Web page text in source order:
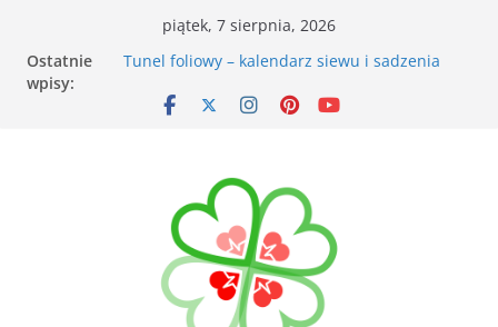
piątek, 7 sierpnia, 2026
Ostatnie
wpisy:
Przyrządy do pomiarów meteorologicznych
warzyw
Narzędzia ogrodnicze nieocenionym
wsparciem w ogrodzie